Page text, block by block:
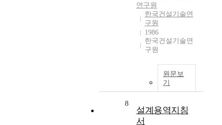
연구원
한국건설기술연
구원
1986
한국건설기술연
구원
원문보
기
8
설계용역지침
서